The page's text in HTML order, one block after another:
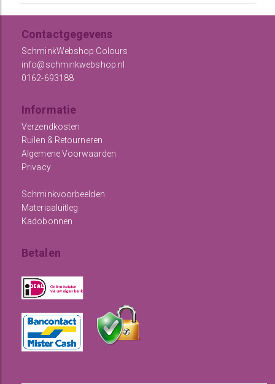
Contactgegevens
SchminkWebshop Colours
info@schminkwebshop.nl
0162-693188
Informatie
Verzendkosten
Ruilen & Retourneren
Algemene Voorwaarden
Privacy
Schminkvoorbeelden
Materiaaluitleg
Kadobonnen
Betalen